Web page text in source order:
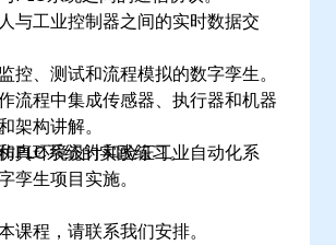
与工业控制器之间的实时数据交
控、测试和流程模拟的数字孪生。
流程中集成传感器、执行器和机器
真环境设计和验证工业自动化系
架构讲解。
PLC系统的实践练习。
孪生项目实施。
课程，请联系我们安排。